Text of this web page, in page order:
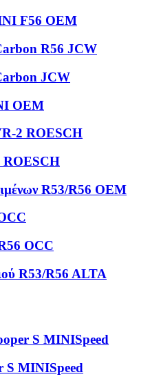
F56 OEM
R56 JCW
JCW
OEM
2 ROESCH
ROESCH
R53/R56 OEM
OCC
R53/R56 ALTA
S MINISpeed
S MINISpeed